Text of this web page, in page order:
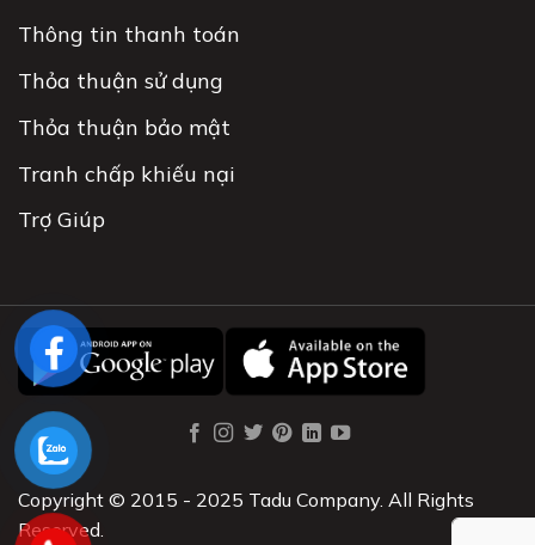
Thông tin thanh toán
Thỏa thuận sử dụng
Thỏa thuận bảo mật
Tranh chấp khiếu nại
Trợ Giúp
Copyright © 2015 - 2025 Tadu Company. All Rights
Reserved.